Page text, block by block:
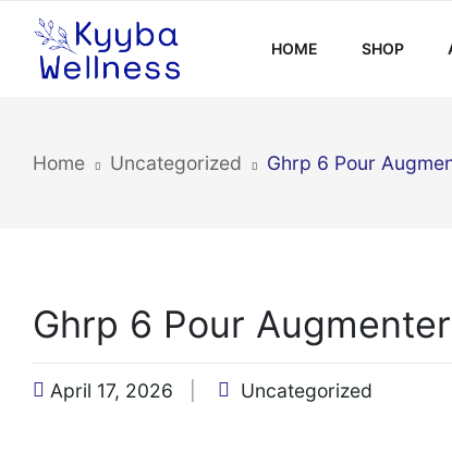
HOME SHOP
Home Uncategorized Ghrp 6 Pour
Ghrp 6 Pour
April 17, 2026 Uncategorized